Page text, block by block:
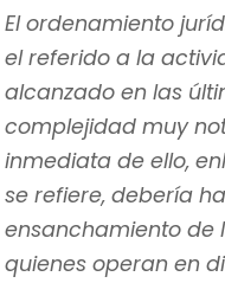
El ordenamiento
el referido a la
alcanzado en las
complejidad muy
inmediata de ello,
se refiere, debería
ensanchamiento de
quienes operan en